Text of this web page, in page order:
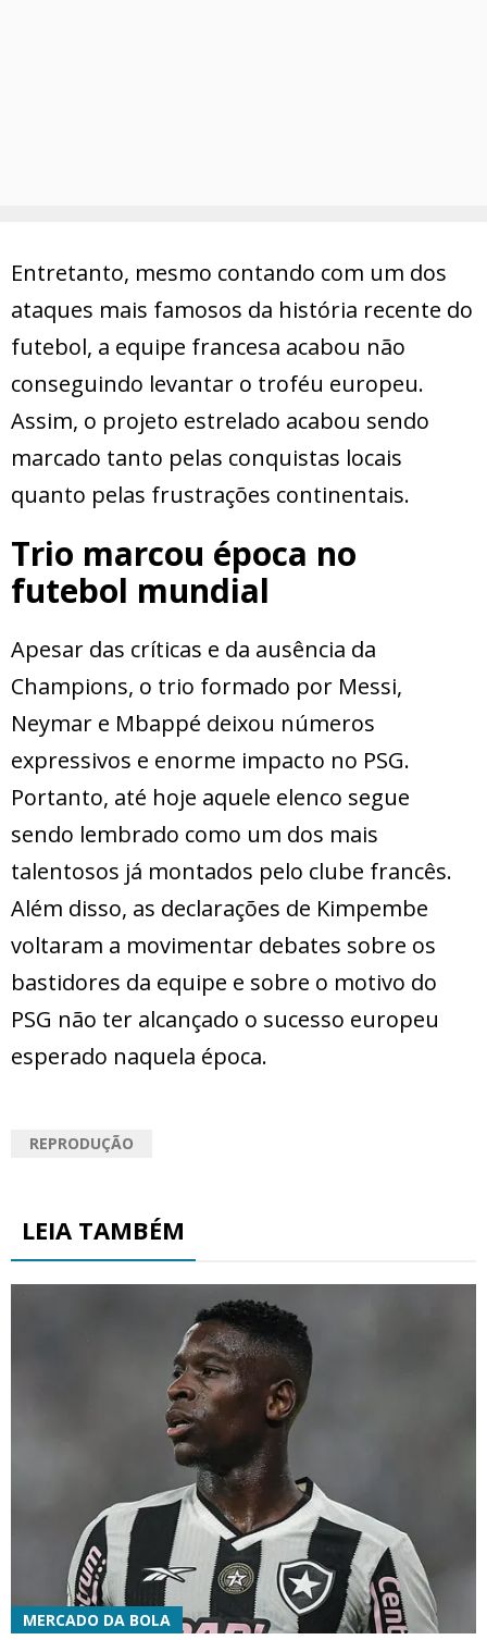
Entretanto, mesmo contando com um dos
ataques mais famosos da história recente do
futebol, a equipe francesa acabou não
conseguindo levantar o troféu europeu.
Assim, o projeto estrelado acabou sendo
marcado tanto pelas conquistas locais
quanto pelas frustrações continentais.
Trio marcou época no
futebol mundial
Apesar das críticas e da ausência da
Champions, o trio formado por Messi,
Neymar e Mbappé deixou números
expressivos e enorme impacto no PSG.
Portanto, até hoje aquele elenco segue
sendo lembrado como um dos mais
talentosos já montados pelo clube francês.
Além disso, as declarações de Kimpembe
voltaram a movimentar debates sobre os
bastidores da equipe e sobre o motivo do
PSG não ter alcançado o sucesso europeu
esperado naquela época.
REPRODUÇÃO
LEIA TAMBÉM
MERCADO DA BOLA